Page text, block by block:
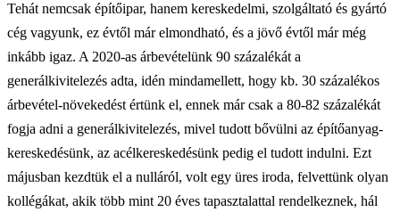
Tehát nemcsak építőipar, hanem kereskedelmi, szolgáltató és gyártó
cég vagyunk, ez évtől már elmondható, és a jövő évtől már még
inkább igaz. A 2020-as árbevételünk 90 százalékát a
generálkivitelezés adta, idén mindamellett, hogy kb. 30 százalékos
árbevétel-növekedést értünk el, ennek már csak a 80-82 százalékát
fogja adni a generálkivitelezés, mivel tudott bővülni az építőanyag-
kereskedésünk, az acélkereskedésünk pedig el tudott indulni. Ezt
májusban kezdtük el a nulláról, volt egy üres iroda, felvettünk olyan
kollégákat, akik több mint 20 éves tapasztalattal rendelkeznek, hál